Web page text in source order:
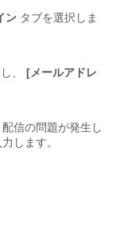
ン タブを選択しま
、 [メールアドレ
信の問題が発生し
します。